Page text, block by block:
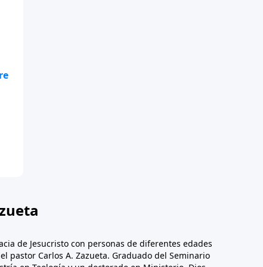
de Jesucristo con personas de diferentes edades
pastor Carlos A. Zazueta. Graduado del Seminario